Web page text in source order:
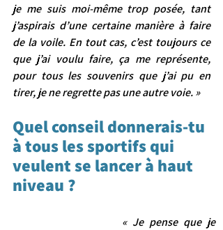
je me suis moi-même trop posée, tant
j’aspirais d’une certaine manière à faire
de la voile. En tout cas, c’est toujours ce
que j’ai voulu faire, ça me représente,
pour tous les souvenirs que j’ai pu en
tirer, je ne regrette pas une autre voie. »
Quel conseil donnerais-tu
à tous les sportifs qui
veulent se lancer à haut
niveau ?
« Je pense que je